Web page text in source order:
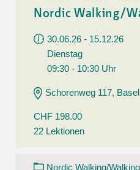
Nordic Walking/
30.06.26 - 15.12.26
Dienstag
09:30 - 10:30 Uhr
Schorenweg 117, Basel
CHF 198.00
22 Lektionen
Nordic Walking/